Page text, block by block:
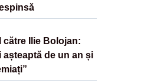
către Ilie Bolojan:
de un an și